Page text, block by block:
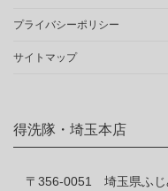
プライバシーポリシー
サイトマップ
得洗隊・埼玉本店
〒356-0051 埼玉県ふじ